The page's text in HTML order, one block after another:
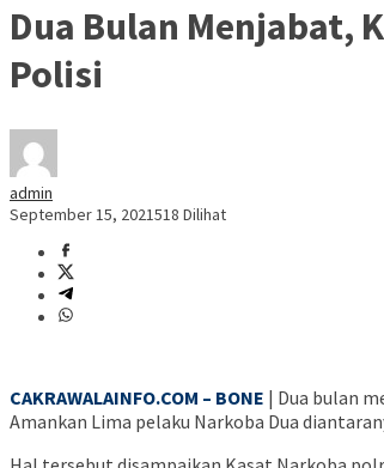
Dua Bulan Menjabat,
Polisi
admin
September 15, 2021518 Dilihat
CAKRAWALAINFO.COM – BONE | Dua bulan
Amankan Lima pelaku Narkoba Dua